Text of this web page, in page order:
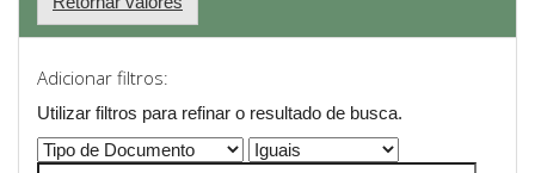
Adicionar filtros:
Utilizar filtros para refinar o resultado de busca.